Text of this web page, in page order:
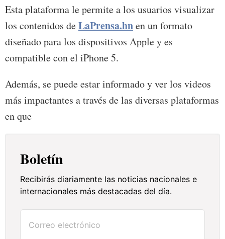
Esta plataforma le permite a los usuarios visualizar
los contenidos deLaPrensa.hnen un formato
diseñado para los dispositivos Apple y es
compatible con el iPhone 5.
Además, se puede estar informado y ver los videos
más impactantes a través de las diversas plataformas
en que
Boletín
Recibirás diariamente las noticias nacionales e
internacionales más destacadas del día.